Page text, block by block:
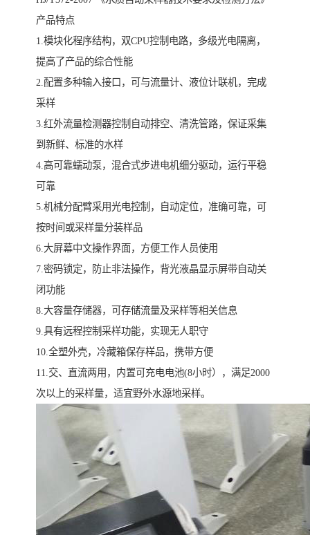
产品特点
1.模块化程序结构，双CPU控制电路，多级光电隔离，
提高了产品的综合性能
2.配置多种输入接口，可与流量计、液位计联机，完成
采样
3.红外流量检测器控制自动排空、清洗管路，保证采集
到新鲜、标准的水样
4.高可靠蠕动泵，混合式步进电机细分驱动，运行平稳
可靠
5.机械分配臂采用光电控制，自动定位，准确可靠，可
按时间或采样量分装样品
6.大屏幕中文操作界面，方便工作人员使用
7.密码锁定，防止非法操作，背光液晶显示屏带自动关
闭功能
8.大容量存储器，可存储流量及采样等相关信息
9.具有远程控制采样功能，实现无人职守
10.全塑外壳，冷藏箱保存样品，携带方便
11.交、直流两用，内置可充电电池(8小时），满足2000
次以上的采样量，适宜野外水源地采样。